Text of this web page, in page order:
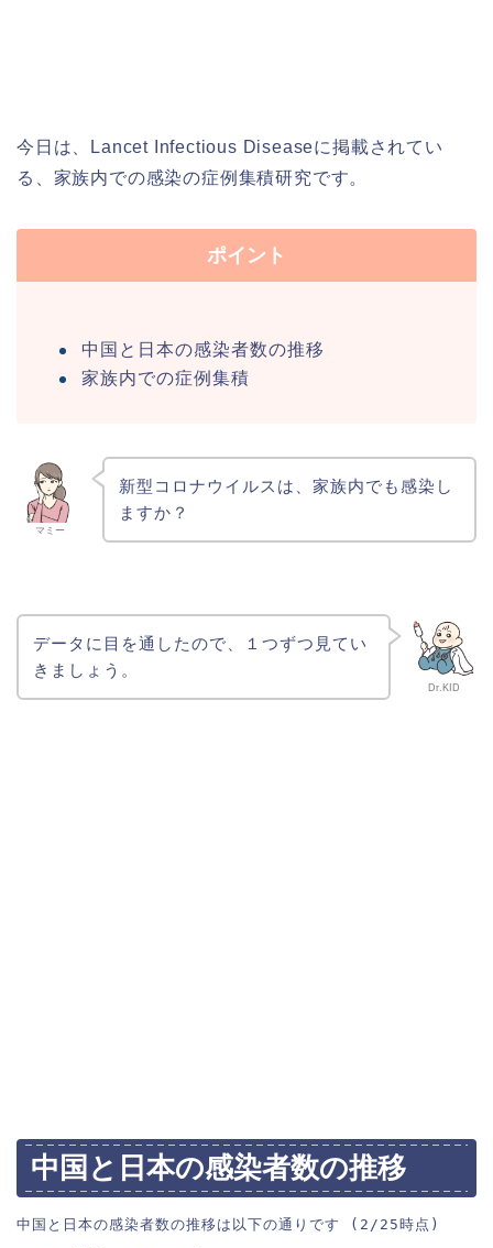
今日は、Lancet Infectious Diseaseに掲載されてい
る、家族内での感染の症例集積研究です。
ポイント
中国と日本の感染者数の推移
家族内での症例集積
マミー
新型コロナウイルスは、家族内でも感染し
ますか？
Dr.KID
データに目を通したので、１つずつ見てい
きましょう。
中国と日本の感染者数の推移
中国と日本の感染者数の推移は以下の通りです (2/25時点)